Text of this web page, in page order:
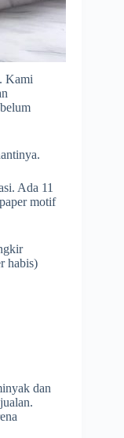
Kami
Ada 11
motif
habis)
dan